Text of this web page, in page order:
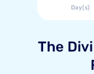
Day(s)
The